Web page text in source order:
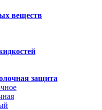
веществ
защита